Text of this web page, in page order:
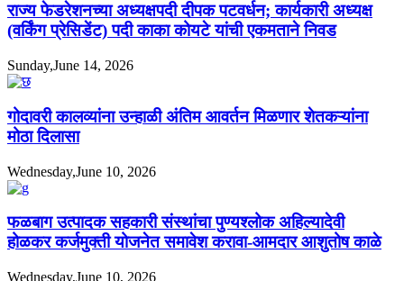
राज्य फेडरेशनच्या अध्यक्षपदी दीपक पटवर्धन; कार्यकारी अध्यक्ष
(वर्किंग प्रेसिडेंट) पदी काका कोयटे यांची एकमताने निवड
Sunday,June 14, 2026
गोदावरी कालव्यांना उन्हाळी अंतिम आवर्तन मिळणार शेतकऱ्यांना
मोठा दिलासा
Wednesday,June 10, 2026
फळबाग उत्पादक सहकारी संस्थांचा पुण्यश्लोक अहिल्यादेवी
होळकर कर्जमुक्ती योजनेत समावेश करावा-आमदार आशुतोष काळे
Wednesday,June 10, 2026